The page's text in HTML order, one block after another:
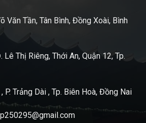
Văn Tần, Tân Bình, Đồng Xoài, Bình
Thị Riêng, Thới An, Quận 12, Tp.
P. Trảng Dài , Tp. Biên Hoà, Đồng Nai